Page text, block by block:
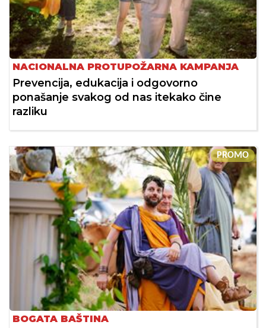
NACIONALNA PROTUPOŽARNA KAMPANJA
Prevencija, edukacija i odgovorno
ponašanje svakog od nas itekako čine
razliku
PROMO
BOGATA BAŠTINA